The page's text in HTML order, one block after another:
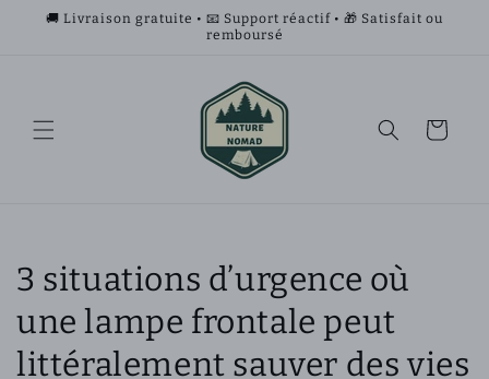
passer
🚚 Livraison gratuite • 📧 Support réactif • 🎁 Satisfait ou
remboursé
Panier
3 situations d’urgence où
une lampe frontale peut
littéralement sauver des vies